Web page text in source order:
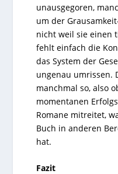
unausgegoren,
um der
nicht weil sie einen
fehlt einfach die
das System der
ungenau umrissen.
manchmal so, also
momentanen
Romane mitreitet,
Buch in anderen
hat.
Fazit